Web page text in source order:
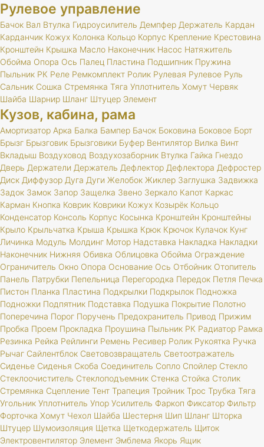
Рулевое управление
Бачок Вал Втулка Гидроусилитель Демпфер Держатель Кардан
Карданчик Кожух Колонка Кольцо Корпус Крепление Крестовина
Кронштейн Крышка Масло Наконечник Насос Натяжитель
Обойма Опора Ось Палец Пластина Подшипник Пружина
Пыльник РК Реле Ремкомплект Ролик Рулевая Рулевое Руль
Сальник Сошка Стремянка Тяга Уплотнитель Хомут Червяк
Шайба Шарнир Шланг Штуцер Элемент
Кузов, кабина, рама
Амортизатор Арка Балка Бампер Бачок Боковина Боковое Борт
Брызг Брызговик Брызговики Буфер Вентилятор Вилка Винт
Вкладыш Воздуховод Воздухозаборник Втулка Гайка Гнездо
Дверь Держатели Держатель Дефлектор Дефлектора Дефростер
Диск Диффузор Дуга Дуги Желобок Жиклер Заглушка Задвижка
Задок Замок Запор Защелка Звено Зеркало Капот Каркас
Карман Кнопка Коврик Коврики Кожух Козырёк Кольцо
Конденсатор Консоль Корпус Косынка Кронштейн Кронштейны
Крыло Крыльчатка Крыша Крышка Крюк Крючок Кулачок Кунг
Личинка Модуль Молдинг Мотор Надставка Накладка Накладки
Наконечник Нижняя Обивка Облицовка Обойма Ограждение
Ограничитель Окно Опора Основание Ось Отбойник Отопитель
Панель Патрубки Пепельница Перегородка Передок Петля Печка
Пистон Планка Пластина Подкрылки Подкрылок Подножка
Подножки Подпятник Подставка Подушка Покрытие Полотно
Поперечина Порог Поручень Предохранитель Привод Прижим
Пробка Проем Прокладка Проушина Пыльник РК Радиатор Рамка
Резинка Рейка Рейлинги Ремень Ресивер Ролик Рукоятка Ручка
Рычаг Сайлентблок Световозвращатель Светоотражатель
Сиденье Сиденья Скоба Соединитель Сопло Спойлер Стекло
Стеклоочиститель Стеклоподъемник Стенка Стойка Столик
Стремянка Сцепление Тент Трапеция Тройник Трос Трубка Тяга
Угольник Уплотнитель Упор Усилитель Фаркоп Фиксатор Фильтр
Форточка Хомут Чехол Шайба Шестерня Шип Шланг Шторка
Штуцер Шумоизоляция Щетка Щеткодержатель Щиток
Электровентилятор Элемент Эмблема Якорь Ящик